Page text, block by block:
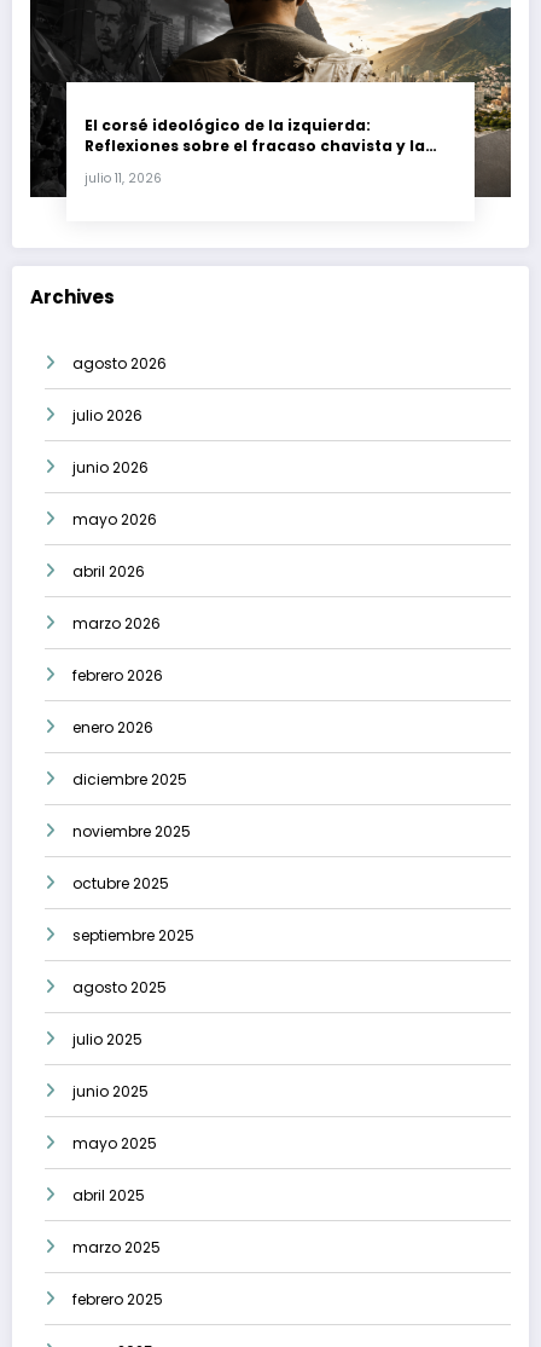
El corsé ideológico de la izquierda:
Reflexiones sobre el fracaso chavista y la
julio 11, 2026
Archives
agosto 2026
julio 2026
junio 2026
mayo 2026
abril 2026
marzo 2026
febrero 2026
enero 2026
diciembre 2025
noviembre 2025
octubre 2025
septiembre 2025
agosto 2025
julio 2025
junio 2025
mayo 2025
abril 2025
marzo 2025
febrero 2025